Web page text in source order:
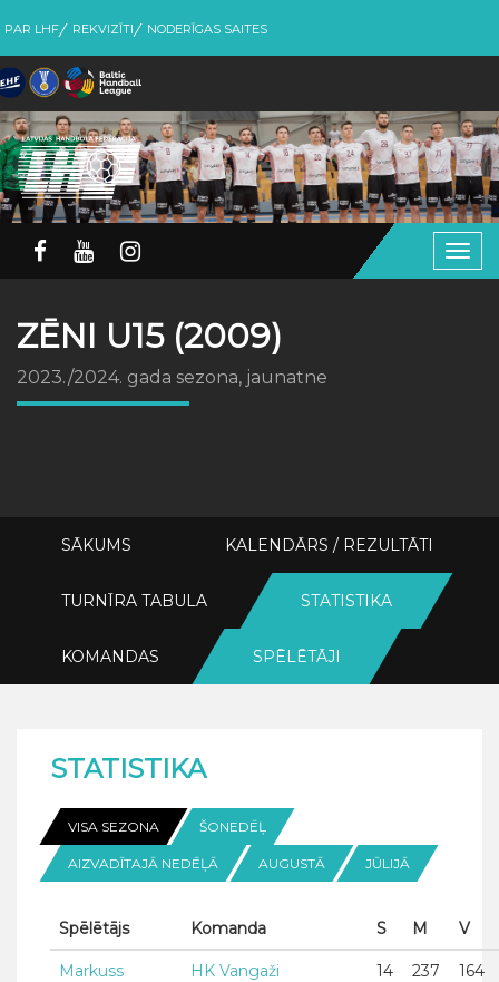
PAR LHF REKVIZĪTI NODERĪGAS SAITES
ZĒNI U15 (2009)
2023./2024. gada sezona, jaunatne
SĀKUMS KALENDĀRS / REZULTĀTI
TURNĪRA TABULA STATISTIKA
KOMANDAS SPĒLĒTĀJI
STATISTIKA
VISA SEZONA ŠONEDĒĻ
AIZVADĪTAJĀ NEDĒĻĀ AUGUSTĀ JŪLIJĀ
Spēlētājs Komanda S M V
Markuss
HK Vangaži 14 237 164